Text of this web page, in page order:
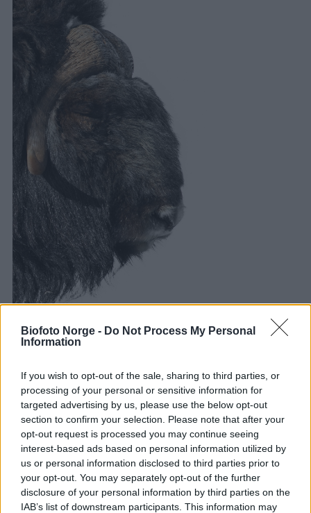
Biofoto Norge - Do Not Process My Personal
Information
If you wish to opt-out of the sale, sharing to third parties, or
processing of your personal or sensitive information for
targeted advertising by us, please use the below opt-out
section to confirm your selection. Please note that after your
opt-out request is processed you may continue seeing
interest-based ads based on personal information utilized by
us or personal information disclosed to third parties prior to
your opt-out. You may separately opt-out of the further
disclosure of your personal information by third parties on the
IAB’s list of downstream participants. This information may
15/05/2019
Fotokonkurransen 2019 – 1. runde alle bilder
S
a
r
c
h
f
r